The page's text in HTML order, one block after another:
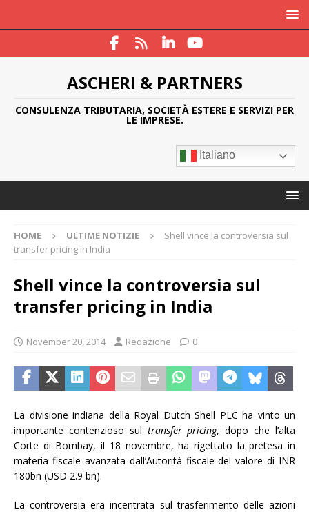
ASCHERI & PARTNERS
CONSULENZA TRIBUTARIA, SOCIETÀ ESTERE E SERVIZI PER
LE IMPRESE.
Italiano
HOME ULTIME NOTIZIE
Shell vince la controversia sul
transfer pricing in India
Shell vince la controversia sul
transfer pricing in India
November 20, 2014 Redazione 0
La divisione indiana della Royal Dutch Shell PLC ha vinto un
importante contenzioso sul transfer pricing, dopo che l’alta
Corte di Bombay, il 18 novembre, ha rigettato la pretesa in
materia fiscale avanzata dall’Autorità fiscale del valore di INR
180bn (USD 2.9 bn).
La controversia era incentrata sul trasferimento delle azioni